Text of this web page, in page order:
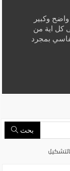
وكبير
كل اية من
بمجرد
بحث